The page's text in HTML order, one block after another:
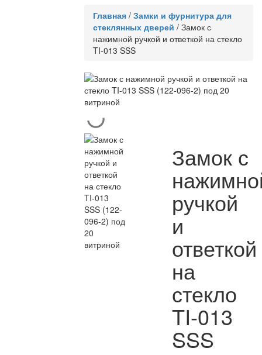
Главная / Замки и фурнитура для
стеклянных дверей / Замок с
нажимной ручкой и ответкой на стекло
TI-013 SSS
Замок с
ручкой
и
ответкой
на
стекло
TI-013
SSS